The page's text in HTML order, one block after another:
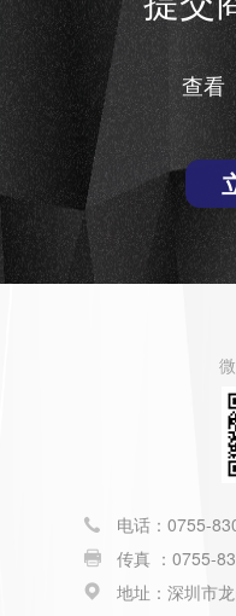
查看
电话：0755-
传真 ：0755-
地址：深圳市